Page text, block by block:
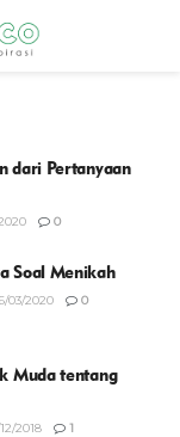
dari Pertanyaan
0
Soal Menikah
03/2020 0
Muda tentang
2018 1